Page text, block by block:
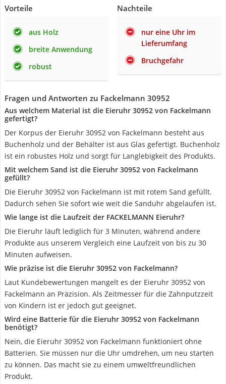
Vorteile
aus Holz
breite Anwendung
robust
Nachteile
nur eine Uhr im
Lieferumfang
Bruchgefahr
Fragen und Antworten zu Fackelmann 30952
Aus welchem Material ist die Eieruhr 30952 von Fackelmann
gefertigt?
Der Korpus der Eieruhr 30952 von Fackelmann besteht aus
Buchenholz und der Behälter ist aus Glas gefertigt. Buchenholz
ist ein robustes Holz und sorgt für Langlebigkeit des Produkts.
Mit welchem Sand ist die Eieruhr 30952 von Fackelmann
gefüllt?
Die Eieruhr 30952 von Fackelmann ist mit rotem Sand gefüllt.
Dadurch sehen Sie sofort wie weit die Sanduhr abgelaufen ist.
Wie lange ist die Laufzeit der FACKELMANN Eieruhr?
Die Eieruhr läuft lediglich für 3 Minuten, während andere
Produkte aus unserem Vergleich eine Laufzeit von bis zu 30
Minuten aufweisen.
Wie präzise ist die Eieruhr 30952 von Fackelmann?
Laut Kundebewertungen mangelt es der Eieruhr 30952 von
Fackelmann an Präzision. Als Zeitmesser für die Zahnputzzeit
von Kindern ist er jedoch gut geeignet.
Wird eine Batterie für die Eieruhr 30952 von Fackelmann
benötigt?
Nein, die Eieruhr 30952 von Fackelmann funktioniert ohne
Batterien. Sie müssen nur die Uhr umdrehen, um neu starten
zu können. Das macht sie zu einem umweltfreundlichen
Produkt.